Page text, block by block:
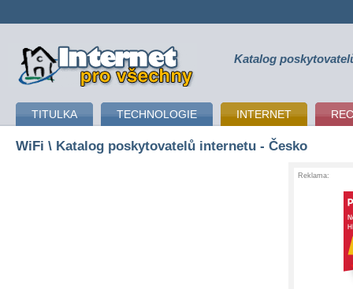
připojení k internetu Katalog
TITULKA TECHNOLOGIE INTERNET
WiFi \ Katalog poskytovatelů internetu - Česko
Reklama: